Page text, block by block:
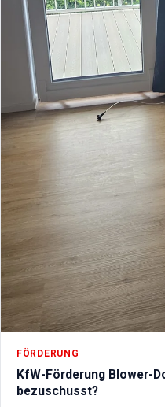
FÖRDERUNG
KfW-Förderung Blower-
bezuschusst?